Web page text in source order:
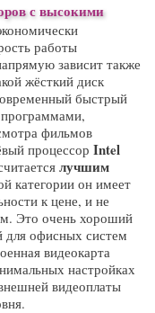
с высокими
работы
зависит также
жёсткий диск
быстрый
фильмов
процессор Intel
лучшим
категории он имеет
к цене, и не
Это очень хороший
для офисных систем
видеокарта
настройках
видеоплаты